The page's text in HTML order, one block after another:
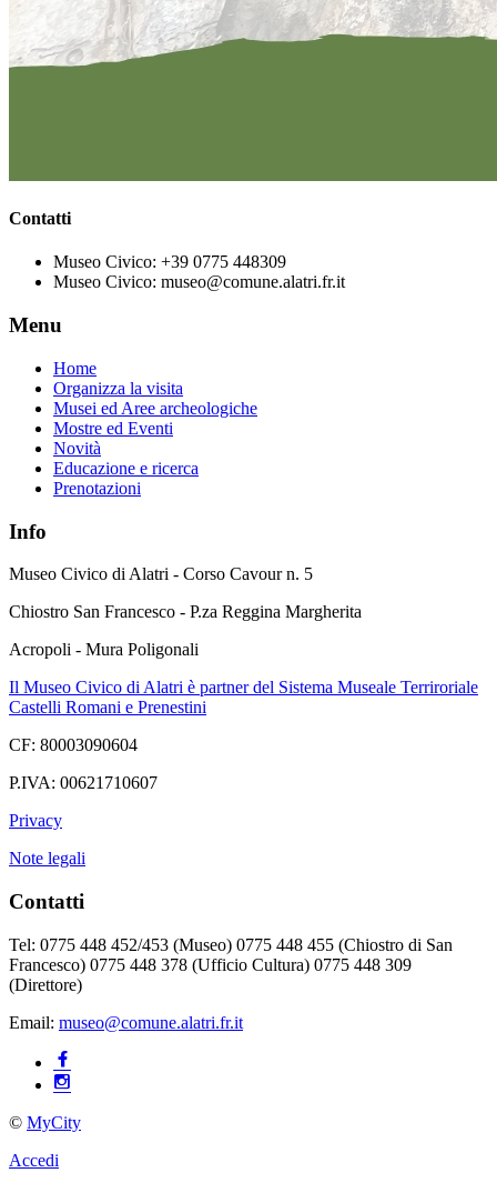
Contatti
Museo Civico: +39 0775 448309
Museo Civico: museo@comune.alatri.fr.it
Menu
Home
Organizza la visita
Musei ed Aree archeologiche
Mostre ed Eventi
Novità
Educazione e ricerca
Prenotazioni
Info
Museo Civico di Alatri - Corso Cavour n. 5
Chiostro San Francesco - P.za Reggina Margherita
Acropoli - Mura Poligonali
Il Museo Civico di Alatri è partner del Sistema Museale Terriroriale
Castelli Romani e Prenestini
CF: 80003090604
P.IVA: 00621710607
Privacy
Note legali
Contatti
Tel: 0775 448 452/453 (Museo) 0775 448 455 (Chiostro di San
Francesco) 0775 448 378 (Ufficio Cultura) 0775 448 309
(Direttore)
Email: museo@comune.alatri.fr.it
© MyCity
Accedi